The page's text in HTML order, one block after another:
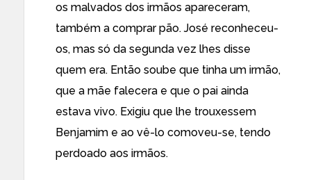
os malvados dos irmãos apareceram,
também a comprar pão. José reconheceu-
os, mas só da segunda vez lhes disse
quem era. Então soube que tinha um irmão,
que a mãe falecera e que o pai ainda
estava vivo. Exigiu que lhe trouxessem
Benjamim e ao vê-lo comoveu-se, tendo
perdoado aos irmãos.